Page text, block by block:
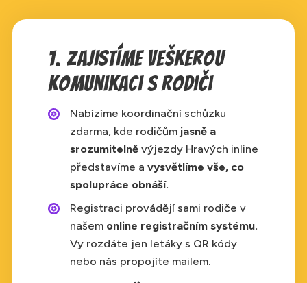
1. Zajistíme veškerou
komunikaci s rodiči
Nabízíme koordinační schůzku
zdarma, kde rodičům jasně a
srozumitelně výjezdy Hravých inline
představíme a vysvětlíme vše, co
spolupráce obnáší.
Registraci provádějí sami rodiče v
našem online registračním systému.
Vy rozdáte jen letáky s QR kódy
nebo nás propojíte mailem.